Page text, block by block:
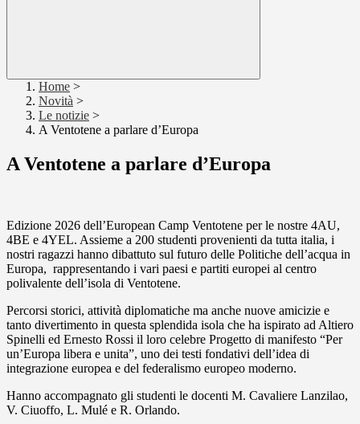
Home >
Novità >
Le notizie >
A Ventotene a parlare d’Europa
A Ventotene a parlare d’Europa
Edizione 2026 dell’European Camp Ventotene per le nostre 4AU,
4BE e 4YEL. Assieme a 200 studenti provenienti da tutta italia, i
nostri ragazzi hanno dibattuto sul futuro delle Politiche dell’acqua in
Europa, rappresentando i vari paesi e partiti europei al centro
polivalente dell’isola di Ventotene.
Percorsi storici, attività diplomatiche ma anche nuove amicizie e
tanto divertimento in questa splendida isola che ha ispirato ad Altiero
Spinelli ed Ernesto Rossi il loro celebre Progetto di manifesto “Per
un’Europa libera e unita”, uno dei testi fondativi dell’idea di
integrazione europea e del federalismo europeo moderno.
Hanno accompagnato gli studenti le docenti M. Cavaliere Lanzilao,
V. Ciuoffo, L. Mulé e R. Orlando.